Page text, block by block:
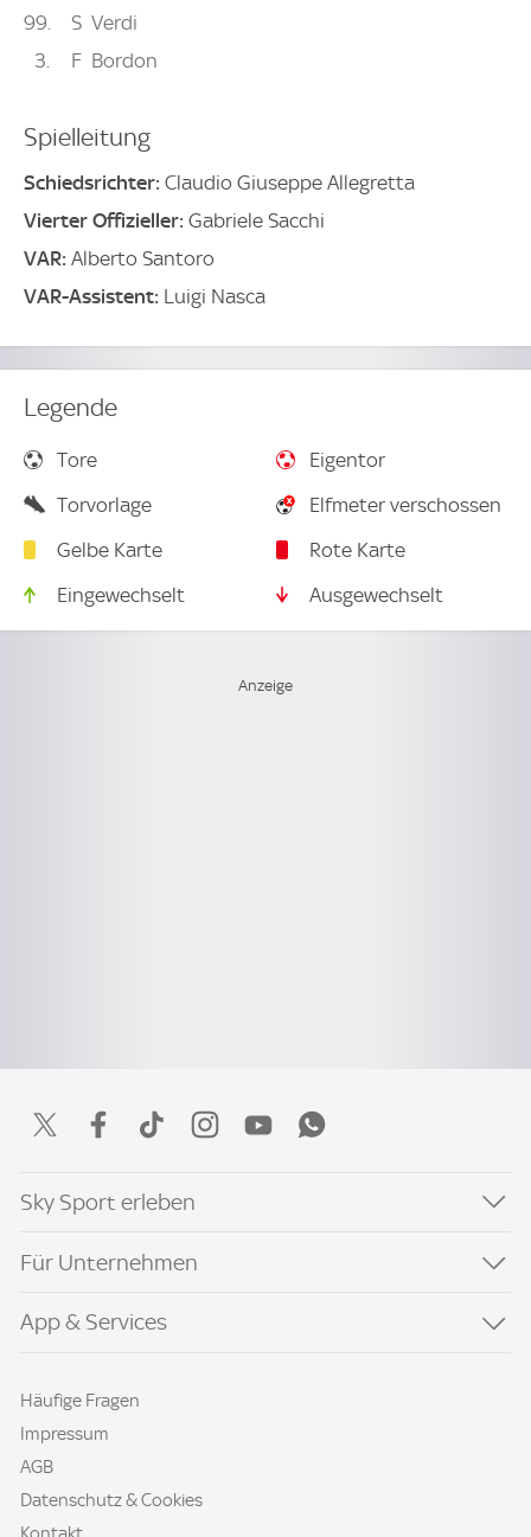
99 S Verdi
3
F Bordon
Spielleitung
Schiedsrichter: Claudio Giuseppe Allegretta
Vierter Offizieller: Gabriele Sacchi
VAR: Alberto Santoro
VAR-Assistent: Luigi Nasca
Legende
Tore
Eigentor
Torvorlage
Elfmeter verschossen
Gelbe Karte
Rote Karte
Eingewechselt
Ausgewechselt
Sky Sport erleben
Für Unternehmen
App & Services
Häufige Fragen
Impressum
AGB
Datenschutz & Cookies